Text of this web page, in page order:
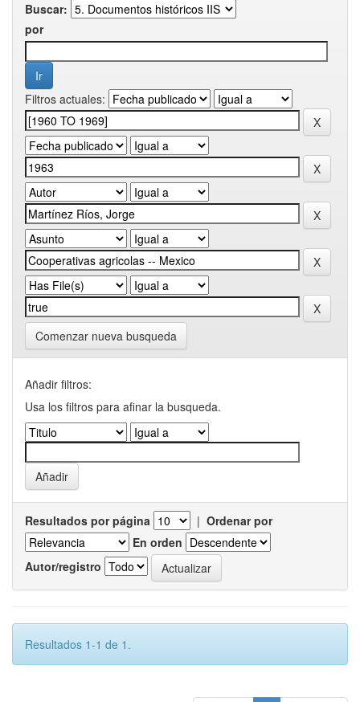
Buscar:
por
Filtros actuales:
Comenzar nueva busqueda
Añadir filtros:
Usa los filtros para afinar la busqueda.
Resultados por página | Ordenar por
En orden
Autor/registro
Resultados 1-1 de 1.